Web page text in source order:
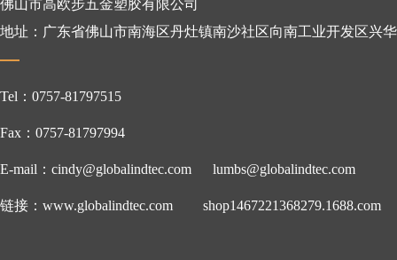
佛山市高欧步五金塑胶有限公司
地址：广东省佛山市南海区丹灶镇南沙社区向南工业开发区兴
Tel：0757-81797515
Fax：0757-81797994
E-mail：cindy@globalindtec.com lumbs@globalindtec.com
链接： www.globalindtec.com shop1467221368279.1688.com